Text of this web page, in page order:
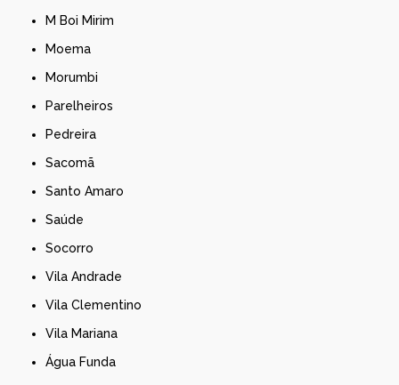
M Boi Mirim
Moema
Morumbi
Parelheiros
Pedreira
Sacomã
Santo Amaro
Saúde
Socorro
Vila Andrade
Vila Clementino
Vila Mariana
Água Funda